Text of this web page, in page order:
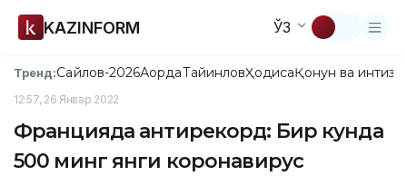
KAZINFORM ЎЗ
Тренд:Сайлов-2026АқордаТайинловҲодисаҚонун ва
12:57, 26 Январ 2022
Францияда антирекорд: Бир кунда
500 минг янги коронавирус